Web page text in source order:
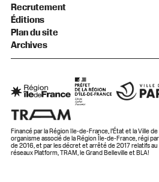
Recrutement
Éditions
Plan du site
Archives
Financé par la Région Ile-de-France, l’État et la Ville
organisme associé de la Région Île-de-France, régi
de 2016, et par les décret et arrêté de 2017 relatifs
réseaux Platform, TRAM, le Grand Belleville et BLA!